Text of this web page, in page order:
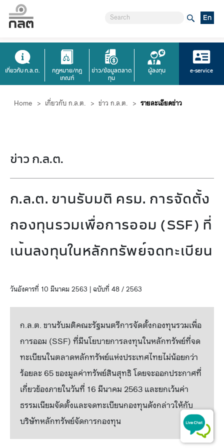
En
เกี่ยวกับ ก.ล.ต.
กฎหมาย/กฎ
เกณฑ์
ข่าว/ข้อมูลตลาด
ทุน
ผู้ลงทุน e-service
Home > เกี่ยวกับ ก.ล.ต. > ข่าว ก.ล.ต. > รายละเอียดข่าว
ข่าว ก.ล.ต.
ก.ล.ต. ขานรับมติ ครม. การจัดตั้ง
กองทุนรวมเพื่อการออม (SSF) ที่
เน้นลงทุนในหลักทรัพย์จดทะเบียน
วันอังคารที่ 10 มีนาคม 2563 | ฉบับที่ 48 / 2563
ก.ล.ต. ขานรับมติคณะรัฐมนตรีการจัดตั้งกองทุนรวมเพื่อ
การออม (SSF) ที่มีนโยบายการลงทุนในหลักทรัพย์ที่จด
ทะเบียนในตลาดหลักทรัพย์แห่งประเทศไทยไม่น้อยกว่า
ร้อยละ 65 ของมูลค่าทรัพย์สินสุทธิ โดยจะออกประกาศที่
เกี่ยวข้องภายในวันที่ 16 มีนาคม 2563 และยกเว้นค่า
ธรรมเนียมจัดตั้งและจดทะเบียนกองทุนดังกล่าวให้กับ
บริษัทหลักทรัพย์จัดการกองทุน